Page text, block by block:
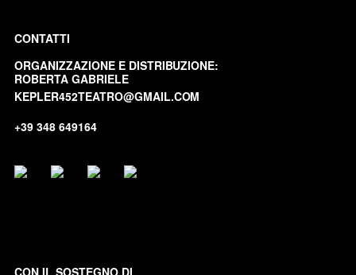
CONTATTI
ORGANIZZAZIONE E DISTRIBUZIONE:
ROBERTA GABRIELE
KEPLER452TEATRO@GMAIL.COM
+39 348 649164